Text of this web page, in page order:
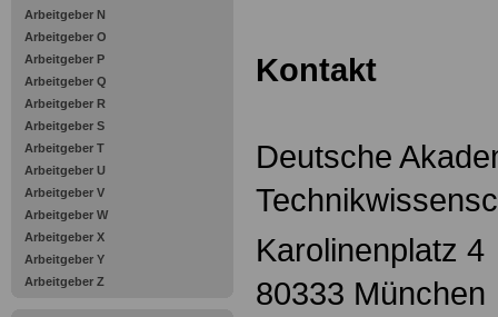
Arbeitgeber N
Arbeitgeber O
Arbeitgeber P
Arbeitgeber Q
Arbeitgeber R
Arbeitgeber S
Arbeitgeber T
Arbeitgeber U
Arbeitgeber V
Arbeitgeber W
Arbeitgeber X
Arbeitgeber Y
Arbeitgeber Z
Kontakt
Deutsche
Karolinenplatz 4
80333 München